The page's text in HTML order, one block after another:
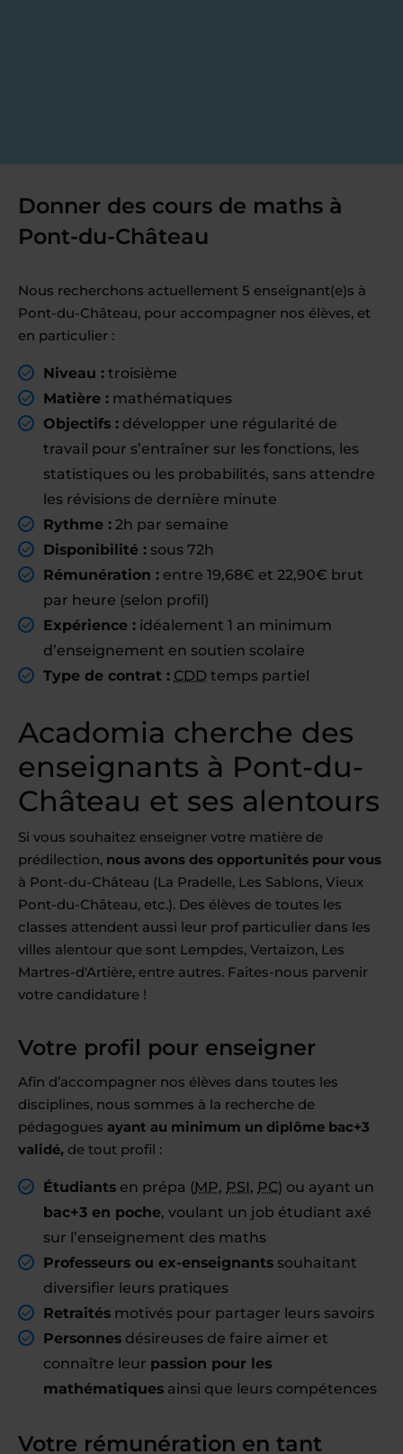
Donner des cours de maths à
Pont-du-Château
Nous recherchons actuellement 5 enseignant(e)s à
Pont-du-Château, pour accompagner nos élèves, et
en particulier :
Niveau : troisième
Matière : mathématiques
Objectifs : développer une régularité de
travail pour s’entraîner sur les fonctions, les
statistiques ou les probabilités, sans attendre
les révisions de dernière minute
Rythme : 2h par semaine
Disponibilité : sous 72h
Rémunération : entre 19,68€ et 22,90€ brut
par heure (selon profil)
Expérience : idéalement 1 an minimum
d’enseignement en soutien scolaire
Type de contrat : CDD temps partiel
Acadomia cherche des
enseignants à Pont-du-
Château et ses alentours
Si vous souhaitez enseigner votre matière de
prédilection, nous avons des opportunités pour vous
à Pont-du-Château (La Pradelle, Les Sablons, Vieux
Pont-du-Château, etc.). Des élèves de toutes les
classes attendent aussi leur prof particulier dans les
villes alentour que sont Lempdes, Vertaizon, Les
Martres-d'Artière, entre autres. Faites-nous parvenir
votre candidature !
Votre profil pour enseigner
Afin d’accompagner nos élèves dans toutes les
disciplines, nous sommes à la recherche de
pédagogues ayant au minimum un diplôme bac+3
validé, de tout profil :
Étudiants en prépa (MP, PSI, PC) ou ayant un
bac+3 en poche, voulant un job étudiant axé
sur l’enseignement des maths
Professeurs ou ex-enseignants souhaitant
diversifier leurs pratiques
Retraités motivés pour partager leurs savoirs
Personnes désireuses de faire aimer et
connaître leur passion pour les
mathématiques ainsi que leurs compétences
Votre rémunération en tant